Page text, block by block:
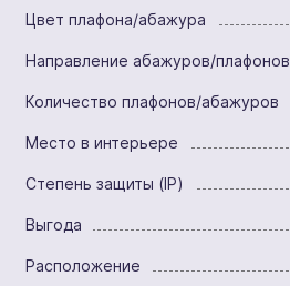
Цвет плафона/абажура
Направление абажуров/плафонов
Количество плафонов/абажуров
Место в интерьере
Степень защиты (IP)
Выгода
Расположение